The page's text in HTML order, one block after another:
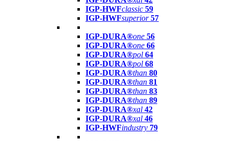
IGP-HWFclassic 59
IGP-HWFsuperior 57
IGP-DURA®one 56
IGP-DURA®one 66
IGP-DURA®pol 64
IGP-DURA®pol 68
IGP-DURA®than 80
IGP-DURA®than 81
IGP-DURA®than 83
IGP-DURA®than 89
IGP-DURA®xal 42
IGP-DURA®xal 46
IGP-HWFindustry 79